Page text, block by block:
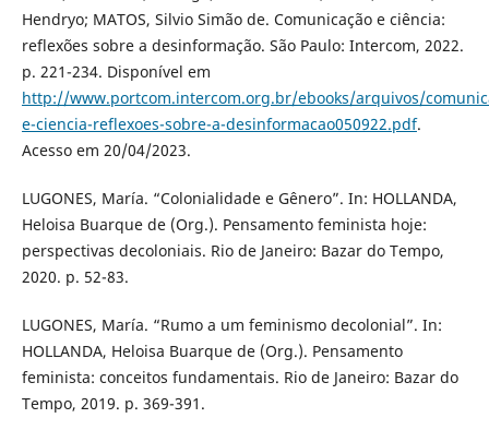
Hendryo; MATOS, Silvio Simão de. Comunicação e ciência:
reflexões sobre a desinformação. São Paulo: Intercom, 2022.
p. 221-234. Disponível em
http://www.portcom.intercom.org.br/ebooks/arquivos/
e-ciencia-reflexoes-sobre-a-desinformacao050922.pdf.
Acesso em 20/04/2023.
LUGONES, María. “Colonialidade e Gênero”. In: HOLLANDA,
Heloisa Buarque de (Org.). Pensamento feminista hoje:
perspectivas decoloniais. Rio de Janeiro: Bazar do Tempo,
2020. p. 52-83.
LUGONES, María. “Rumo a um feminismo decolonial”. In:
HOLLANDA, Heloisa Buarque de (Org.). Pensamento
feminista: conceitos fundamentais. Rio de Janeiro: Bazar do
Tempo, 2019. p. 369-391.